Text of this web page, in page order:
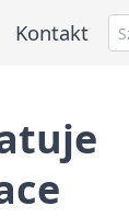
Kontakt